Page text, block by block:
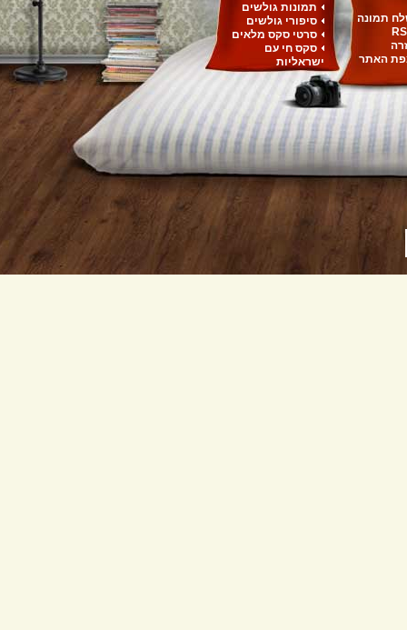
תמונה
האתר
תמונות גולשים
סיפורי גולשים
סרטי סקס מלאים
סקס חי עם
ישראליות